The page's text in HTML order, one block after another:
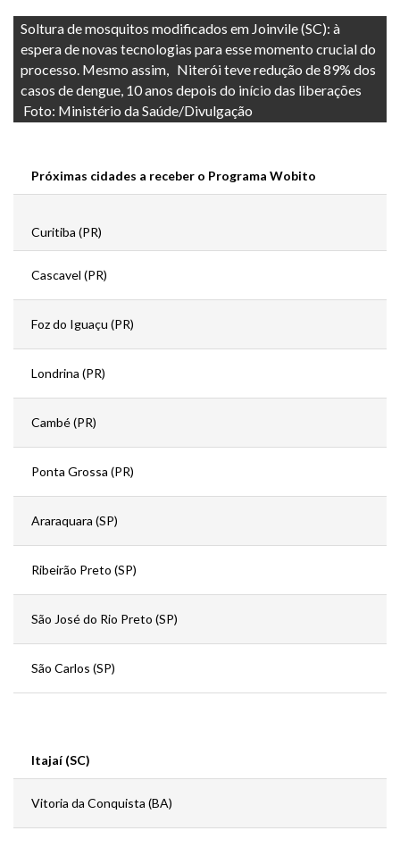
Soltura de mosquitos modificados em Joinvile (SC): à
espera de novas tecnologias para esse momento crucial do
processo. Mesmo assim, Niterói teve redução de 89% dos
casos de dengue, 10 anos depois do início das liberações
Foto: Ministério da Saúde/Divulgação
Próximas cidades a receber o Programa Wobito
Curitiba (PR)
Cascavel (PR)
Foz do Iguaçu (PR)
Londrina (PR)
Cambé (PR)
Ponta Grossa (PR)
Araraquara (SP)
Ribeirão Preto (SP)
São José do Rio Preto (SP)
São Carlos (SP)
Itajaí (SC)
Vitoria da Conquista (BA)